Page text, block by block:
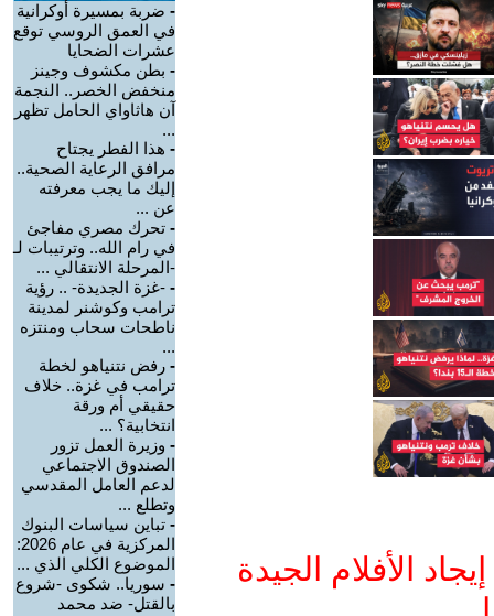
الأفلام الجيدة
- ضربة بمسيرة أوكرانية
في العمق الروسي توقع
عشرات الضحايا
- بطن مكشوف وجينز
منخفض الخصر.. النجمة
آن هاثاواي الحامل تظهر
...
- هذا الفطر يجتاح
مرافق الرعاية الصحية..
إليك ما يجب معرفته
عن ...
- تحرك مصري مفاجئ
في رام الله.. وترتيبات لـ
-المرحلة الانتقالي ...
- -غزة الجديدة- .. رؤية
ترامب وكوشنر لمدينة
ناطحات سحاب ومنتزه
...
- رفض نتنياهو لخطة
ترامب في غزة.. خلاف
حقيقي أم ورقة
انتخابية؟ ...
- وزيرة العمل تزور
الصندوق الاجتماعي
لدعم العامل المقدسي
وتطلع ...
- تباين سياسات البنوك
المركزية في عام 2026:
الموضوع الكلي الذي ...
- سوريا.. شكوى -شروع
بالقتل- ضد محمد